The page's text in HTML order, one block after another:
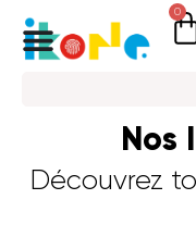
0
Nos
Découvrez